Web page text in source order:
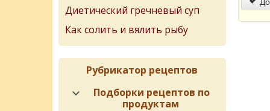
Диетический гречневый суп
Как солить и вялить рыбу
Рубрикатор рецептов
Подборки рецептов по
продуктам